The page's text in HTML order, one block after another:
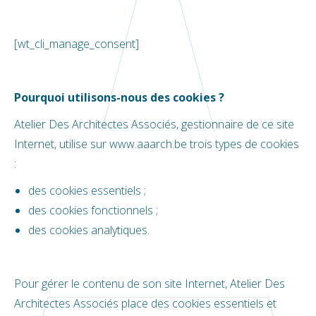
[wt_cli_manage_consent]
Pourquoi utilisons-nous des cookies ?
Atelier Des Architectes Associés, gestionnaire de ce site
Internet, utilise sur www.aaarch.be trois types de cookies
:
des cookies essentiels ;
des cookies fonctionnels ;
des cookies analytiques.
Pour gérer le contenu de son site Internet, Atelier Des
Architectes Associés place des cookies essentiels et